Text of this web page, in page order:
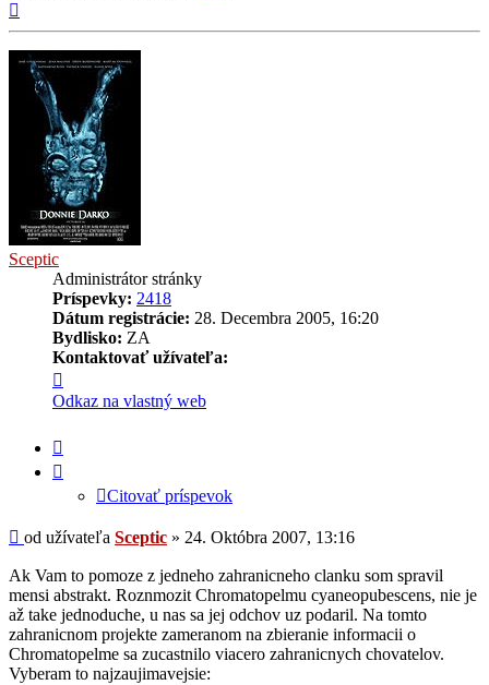
Sceptic
Administrátor stránky
Príspevky: 2418
Dátum registrácie: 28. Decembra 2005, 16:20
Bydlisko: ZA
Kontaktovať užívateľa:
informácie
užívateľa
Sceptic
Odkaz na vlastný web
Citovať príspevok
Príspevok
od užívateľa Sceptic » 24. Októbra 2007, 13:16
Ak Vam to pomoze z jedneho zahranicneho clanku som spravil
mensi abstrakt. Roznmozit Chromatopelmu cyaneopubescens, nie je
až take jednoduche, u nas sa jej odchov uz podaril. Na tomto
zahranicnom projekte zameranom na zbieranie informacii o
Chromatopelme sa zucastnilo viacero zahranicnych chovatelov.
Vyberam to najzaujimavejsie: